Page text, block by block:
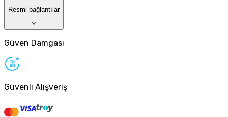
Resmi bağlantılar
Güven Damgası
Güvenli Alışveriş